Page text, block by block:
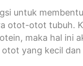
untuk
otot-otot tubuh.
maka hal ini
yang kecil dan